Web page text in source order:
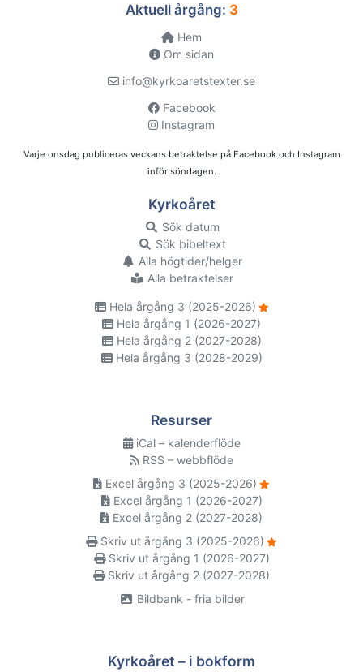
Aktuell årgång: 3
Hem
Om sidan
info@kyrkoaretstexter.se
Facebook
Instagram
Varje onsdag publiceras veckans betraktelse på Facebook och Instagram
inför söndagen.
Kyrkoåret
Sök datum
Sök bibeltext
Alla högtider/helger
Alla betraktelser
Hela årgång 3 (2025-2026)
Hela årgång 1 (2026-2027)
Hela årgång 2 (2027-2028)
Hela årgång 3 (2028-2029)
Resurser
iCal – kalenderflöde
RSS – webbflöde
Excel årgång 3 (2025-2026)
Excel årgång 1 (2026-2027)
Excel årgång 2 (2027-2028)
Skriv ut årgång 3 (2025-2026)
Skriv ut årgång 1 (2026-2027)
Skriv ut årgång 2 (2027-2028)
Bildbank - fria bilder
Kyrkoåret – i bokform